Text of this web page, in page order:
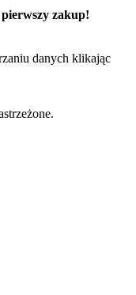
zakup!
danych klikając